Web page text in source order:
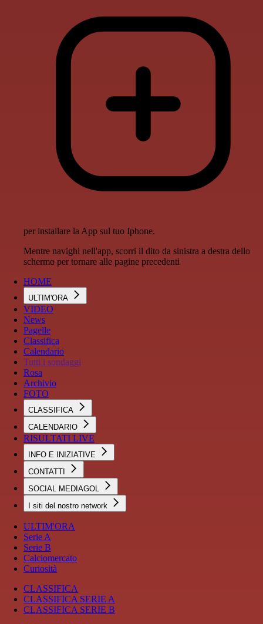
per installare la App sul tuo Iphone.
Mentre navighi nell'app, scorri il dito da sinistra a destra dello
schermo per tornare alle pagine precedenti
HOME
ULTIM'ORA
VIDEO
News
Pagelle
Classifica
Calendario
Tutti i sondaggi
Rosa
Archivio
FOTO
CLASSIFICA
CALENDARIO
RISULTATI LIVE
INFO E INIZIATIVE
CONTATTI
SOCIAL MEDIAGOL
I siti del nostro network
ULTIM'ORA
Serie A
Serie B
Calciomercato
Curiosità
CLASSIFICA
CLASSIFICA SERIE A
CLASSIFICA SERIE B